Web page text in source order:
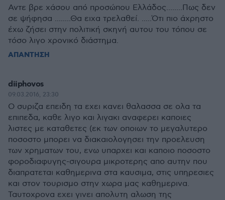
Αντε βρε χάσου από προσώπου Ελλάδος........Πως δεν
σε ψήφησα ........Θα ειχα τρελαθεί. .....Ότι πιο άχρηστο
έχω ζήσει στην πολιτική σκηνή αυτου του τόπου σε
τόσο λιγο χρονικό διάστημα.
ΑΠΑΝΤΗΣΗ
diiphovos
09.03.2016, 23:30
Ο συριζα επειδη τα εχει κανει θαλασσα σε ολα τα
επιπεδα, καθε λιγο και λιγακι αναφερει καποιες
λιστες με καταθετες (εκ των οποιων το μεγαλυτερο
ποσοστο μπορει να διακαιολογησει την προελευση
των χρηματων του, ενω υπαρχει και καποιο ποσοστο
φοροδιαφυγης-σιγουρα μικροτερης απο αυτην που
διαπρατεται καθημερινα στα καυσιμα, στις υπηρεσιες
και στον τουρισμο στην χωρα μας καθημερινα.
Ταυτοχρονα εχει γινει απολυτη αλωση της